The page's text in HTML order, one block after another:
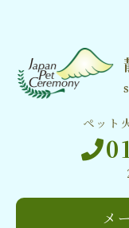
ペット
メ